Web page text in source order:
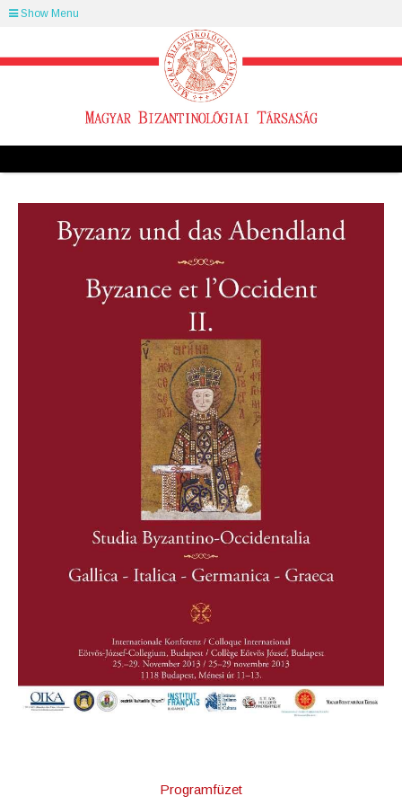
Show Menu
Programfüzet